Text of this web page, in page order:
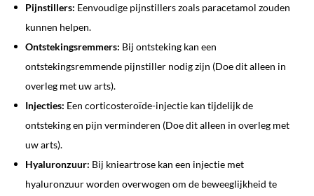
Pijnstillers: Eenvoudige pijnstillers zoals paracetamol zouden
kunnen helpen.
Ontstekingsremmers: Bij ontsteking kan een
ontstekingsremmende pijnstiller nodig zijn (Doe dit alleen in
overleg met uw arts).
Injecties: Een corticosteroïde-injectie kan tijdelijk de
ontsteking en pijn verminderen (Doe dit alleen in overleg met
uw arts).
Hyaluronzuur: Bij knieartrose kan een injectie met
hyaluronzuur worden overwogen om de beweeglijkheid te